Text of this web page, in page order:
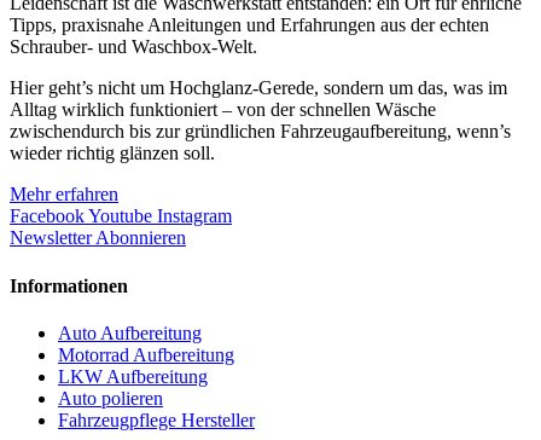
Tipps, praxisnahe Anleitungen und Erfahrungen aus der echten
Schrauber- und Waschbox-Welt.
Hier geht’s nicht um Hochglanz-Gerede, sondern um das, was im
Alltag wirklich funktioniert – von der schnellen Wäsche
zwischendurch bis zur gründlichen Fahrzeugaufbereitung, wenn’s
wieder richtig glänzen soll.
Mehr erfahren
FacebookYoutube Instagram
Newsletter Abonnieren
Informationen
Auto Aufbereitung
Motorrad Aufbereitung
LKW Aufbereitung
Auto polieren
Fahrzeugpflege Hersteller